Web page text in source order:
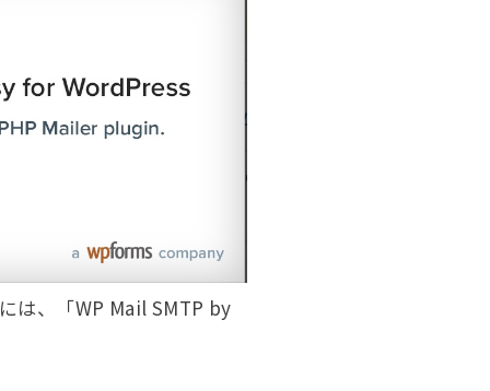
は、「WP Mail SMTP by